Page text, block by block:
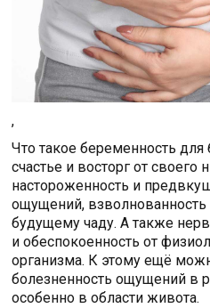
,
Что такое беременность
счастье и восторг от
настороженность и
ощущений,
будущему чаду. А также
и обеспокоенность от
организма. К этому ещё
болезненность ощущений в
особенно в области живота.